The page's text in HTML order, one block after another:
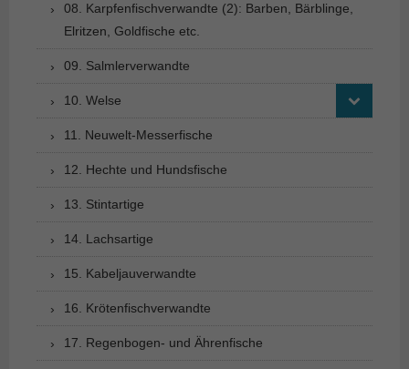
08. Karpfenfischverwandte (2): Barben, Bärblinge,
Elritzen, Goldfische etc.
09. Salmlerverwandte
10. Welse
11. Neuwelt-Messerfische
12. Hechte und Hundsfische
13. Stintartige
14. Lachsartige
15. Kabeljauverwandte
16. Krötenfischverwandte
17. Regenbogen- und Ährenfische